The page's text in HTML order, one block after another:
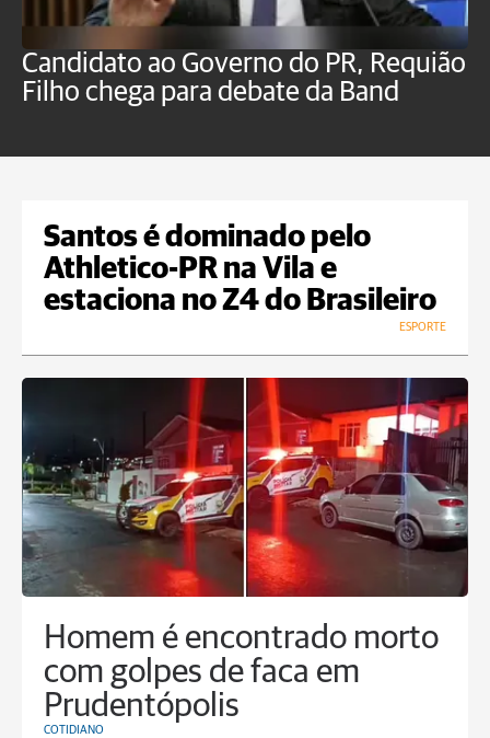
Candidato ao Governo do PR, Requião
Filho chega para debate da Band
Santos é dominado pelo
Athletico-PR na Vila e
estaciona no Z4 do Brasileiro
ESPORTE
Homem é encontrado morto
com golpes de faca em
Prudentópolis
COTIDIANO